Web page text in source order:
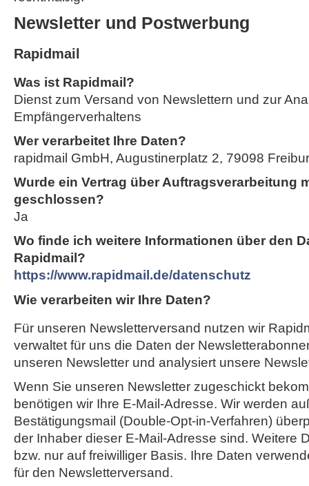
Newsletter und Postwerbung
Rapidmail
Was ist Rapidmail?
Dienst zum Versand von Newslettern und zur
Empfängerverhaltens
Wer verarbeitet Ihre Daten?
rapidmail GmbH, Augustinerplatz 2, 79098
Wurde ein Vertrag über Auftragsverarbeitung
geschlossen?
Ja
Wo finde ich weitere Informationen über den
Rapidmail?
https://www.rapidmail.de/datenschutz
Wie verarbeiten wir Ihre Daten?
Für unseren Newsletterversand nutzen wir
verwaltet für uns die Daten der
unseren Newsletter und analysiert unsere
Wenn Sie unseren Newsletter zugeschickt
benötigen wir Ihre E-Mail-Adresse. Wir werden
Bestätigungsmail (Double-Opt-in-Verfahren)
der Inhaber dieser E-Mail-Adresse sind. Weitere
bzw. nur auf freiwilliger Basis. Ihre Daten
für den Newsletterversand.